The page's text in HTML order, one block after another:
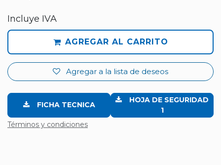
Incluye IVA
AGREGAR AL CARRITO
Agregar a la lista de deseos
FICHA TECNICA
1
Términos y condiciones